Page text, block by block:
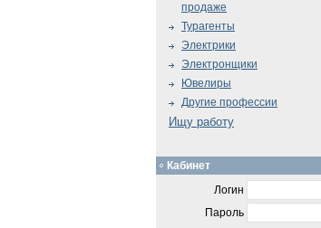
продаже
Турагенты
Электрики
Электронщики
Ювелиры
Другие профессии
Ищу работу
Кабинет
Логин
Пароль